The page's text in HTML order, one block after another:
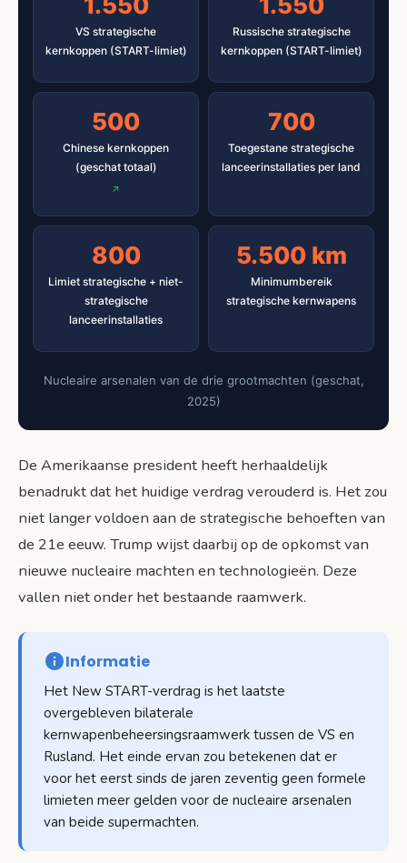
VS strategische
kernkoppen (START-limiet)
Russische strategische
kernkoppen (START-limiet)
500
Chinese kernkoppen
(geschat totaal)
700
Toegestane strategische
lanceerinstallaties per land
800
Limiet strategische + niet-
strategische
lanceerinstallaties
5.500 km
Minimumbereik
strategische kernwapens
Nucleaire arsenalen van de drie grootmachten (geschat,
2025)
De Amerikaanse president heeft herhaaldelijk
benadrukt dat het huidige verdrag verouderd is. Het zou
niet langer voldoen aan de strategische behoeften van
de 21e eeuw. Trump wijst daarbij op de opkomst van
nieuwe nucleaire machten en technologieën. Deze
vallen niet onder het bestaande raamwerk.
Informatie
Het New START-verdrag is het laatste
overgebleven bilaterale
kernwapenbeheersingsraamwerk tussen de VS en
Rusland. Het einde ervan zou betekenen dat er
voor het eerst sinds de jaren zeventig geen formele
limieten meer gelden voor de nucleaire arsenalen
van beide supermachten.